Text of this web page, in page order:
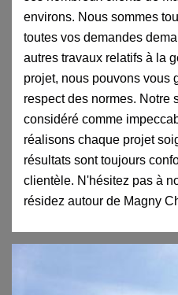
environs. Nous sommes
toutes vos demandes
autres travaux relatifs à la
projet, nous pouvons vous
respect des normes. Notre
considéré comme
réalisons chaque projet
résultats sont toujours
clientèle. N'hésitez pas à
résidez autour de Magny